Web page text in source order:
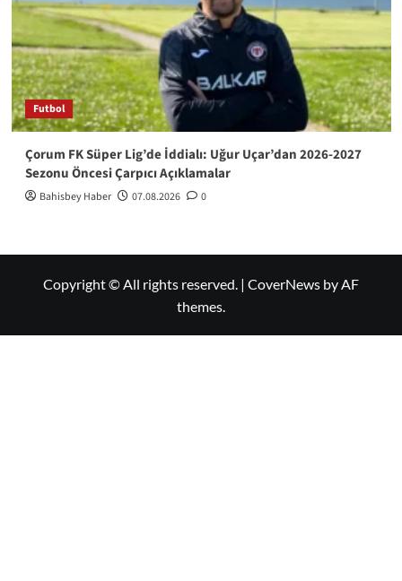
Futbol
Çorum FK Süper Lig’de İddialı: Uğur Uçar’dan 2026-2027
Sezonu Öncesi Çarpıcı Açıklamalar
Bahisbey Haber 07.08.2026 0
Copyright © All rights reserved. | CoverNews by AF
themes.